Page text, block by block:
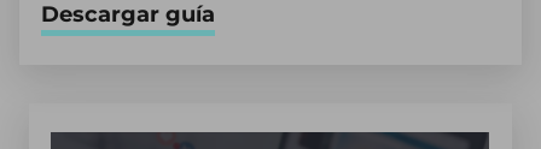
Descargar guía